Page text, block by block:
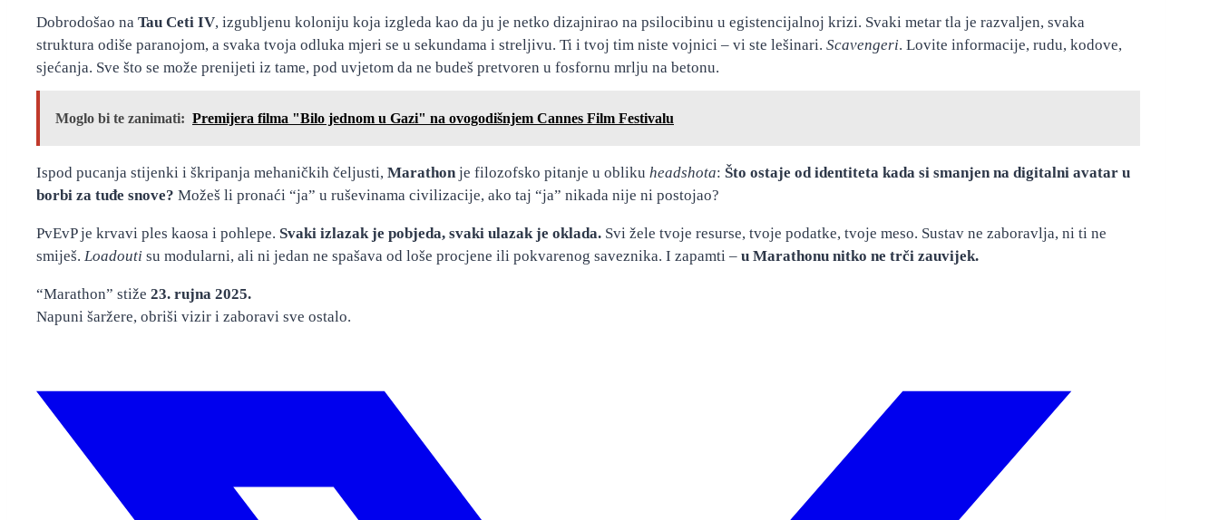
Dobrodošao na Tau Ceti IV, izgubljenu koloniju koja izgleda kao da ju je netko dizajnirao na psilocibinu u egistencijalnoj krizi. Svaki metar tla je razvaljen, svaka
struktura odiše paranojom, a svaka tvoja odluka mjeri se u sekundama i streljivu. Ti i tvoj tim niste vojnici – vi ste lešinari. Scavengeri. Lovite informacije, rudu, kodove,
sjećanja. Sve što se može prenijeti iz tame, pod uvjetom da ne budeš pretvoren u fosfornu mrlju na betonu.
Moglo bi te zanimati: Premijera filma "Bilo jednom u Gazi" na ovogodišnjem Cannes Film Festivalu
Ispod pucanja stijenki i škripanja mehaničkih čeljusti, Marathonje filozofsko pitanje u obliku headshota: Što ostaje od identiteta kada si smanjen na digitalni avatar u
borbi za tuđe snove? Možeš li pronaći “ja” u ruševinama civilizacije, ako taj “ja” nikada nije ni postojao?
PvEvP je krvavi ples kaosa i pohlepe. Svaki izlazak je pobjeda, svaki ulazak je oklada. Svi žele tvoje resurse, tvoje podatke, tvoje meso. Sustav ne zaboravlja, ni ti ne
smiješ. Loadouti su modularni, ali ni jedan ne spašava od loše procjene ili pokvarenog saveznika. I zapamti – u Marathonu nitko ne trči zauvijek.
“Marathon” stiže 23. rujna 2025.
Napuni šaržere, obriši vizir i zaboravi sve ostalo.